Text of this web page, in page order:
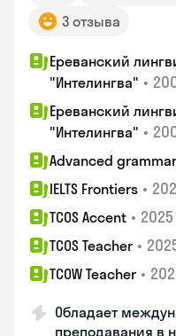
3 отзыва
Ереванский
"Интелингва" •
Ереванский
"Интелингва" •
Advanced grammar
IELTS Frontiers •
TCOS Accent • 2025
TCOS Teacher •
TCOW Teacher •
Обладает
преподавания в